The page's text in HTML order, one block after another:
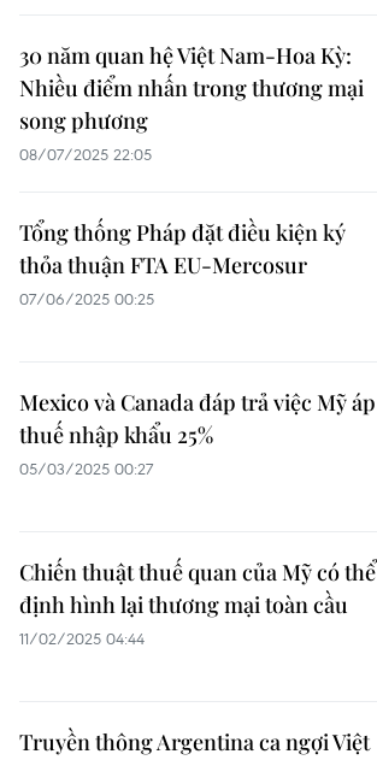
30 năm quan hệ Việt Nam-Hoa Kỳ:
Nhiều điểm nhấn trong thương mại
song phương
08/07/2025 22:05
Tổng thống Pháp đặt điều kiện ký
thỏa thuận FTA EU-Mercosur
07/06/2025 00:25
Mexico và Canada đáp trả việc Mỹ áp
thuế nhập khẩu 25%
05/03/2025 00:27
Chiến thuật thuế quan của Mỹ có thể
định hình lại thương mại toàn cầu
11/02/2025 04:44
Truyền thông Argentina ca ngợi Việt